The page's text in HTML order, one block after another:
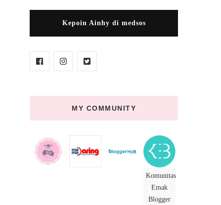
Kepoin Ainhy di medsos
MY COMMUNITY
Komunitas
Emak
Blogger